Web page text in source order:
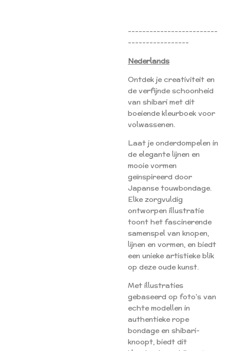
-------------------------
-----------------
Nederlands
Ontdek je creativiteit en
de verfijnde schoonheid
van shibari met dit
boeiende kleurboek voor
volwassenen.
Laat je onderdompelen in
de elegante lijnen en
mooie vormen
geïnspireerd door
Japanse touwbondage.
Elke zorgvuldig
ontworpen illustratie
toont het fascinerende
samenspel van knopen,
lijnen en vormen, en biedt
een unieke artistieke blik
op deze oude kunst.
Met illustraties
gebaseerd op foto's van
echte modellen in
authentieke rope
bondage en shibari-
knoopt, biedt dit